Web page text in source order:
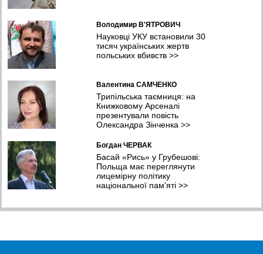
Володимир В'ЯТРОВИЧ
Науковці УКУ встановили 30
тисяч українських жертв
польських вбивств>>
Валентина САМЧЕНКО
Трипільська таємниця: на
Книжковому Арсеналі
презентували повість
Олександра Зінченка >>
Богдан ЧЕРВАК
Басай «Рись» у Грубешові:
Польща має переглянути
лицемірну політику
національної пам'яті>>